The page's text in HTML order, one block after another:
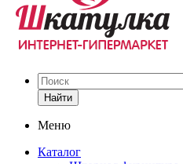
Найти
Меню
Каталог